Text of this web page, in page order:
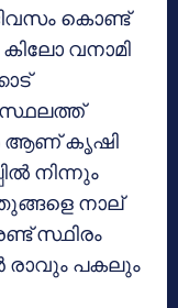
കൊണ്ട്
കിലോ വനാമി
സ്ഥലത്ത്
ആണ് കൃഷി
നിന്നും
നാല്
സ്ഥിരം
രാവും പകലും